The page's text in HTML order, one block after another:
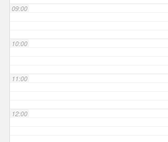
09:00
10:00
11:00
12:00